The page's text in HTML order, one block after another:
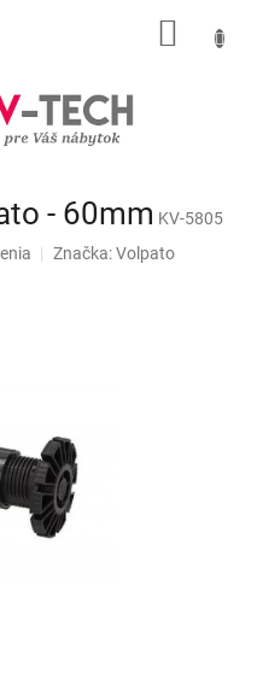
- 60mm KV-5805
Značka:Volpato